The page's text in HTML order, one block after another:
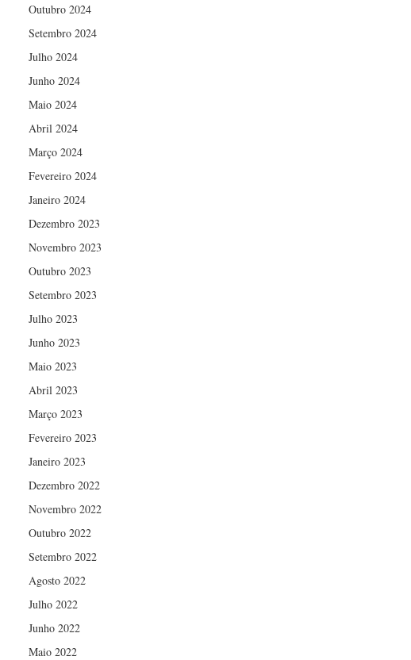
Outubro 2024
Setembro 2024
Julho 2024
Junho 2024
Maio 2024
Abril 2024
Março 2024
Fevereiro 2024
Janeiro 2024
Dezembro 2023
Novembro 2023
Outubro 2023
Setembro 2023
Julho 2023
Junho 2023
Maio 2023
Abril 2023
Março 2023
Fevereiro 2023
Janeiro 2023
Dezembro 2022
Novembro 2022
Outubro 2022
Setembro 2022
Agosto 2022
Julho 2022
Junho 2022
Maio 2022